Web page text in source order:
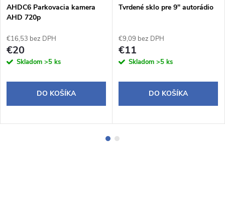
AHDC6 Parkovacia kamera
AHD 720p
€16,53 bez DPH
€20
Skladom >5 ks
DO KOŠÍKA
Tvrdené sklo pre 9" autorádio
€9,09 bez DPH
€11
Skladom >5 ks
DO KOŠÍKA